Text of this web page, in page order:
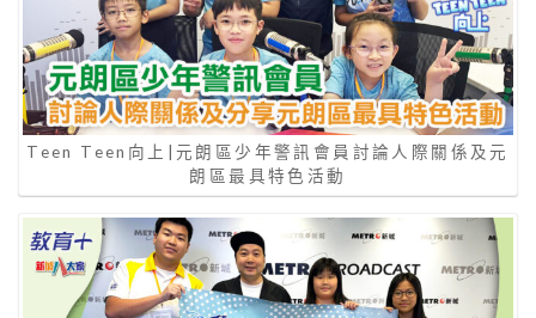
Teen Teen向上|元朗區少年警訊會員討論人際關係及元
朗區最具特色活動